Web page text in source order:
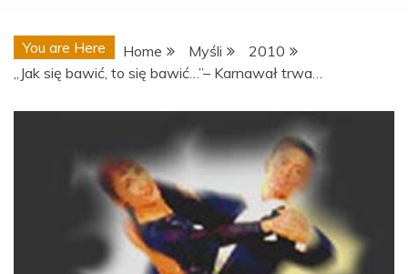
You are Here Home Myśli
2010
„Jak się bawić, to się bawić…”– Karnawał trwa…